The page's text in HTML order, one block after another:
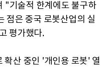
"기술적 한계에도 불구하
점은 중국 로봇산업의 실
평가했다.
확산 중인 '개인용 로봇' 열